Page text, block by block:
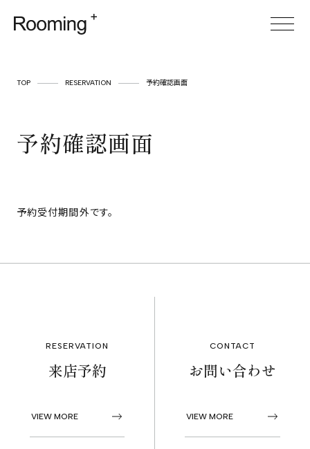
SERVICE
PROJECTS
NEWS
来店予約
TOP RESERVATION 予約確認画面
予約確認画面
予約受付期間外です。
RESERVATION
来店予約
VIEW MORE
CONTACT
お問い合わせ
VIEW MORE